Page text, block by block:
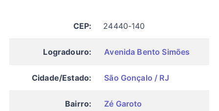
CEP: 24440-140
Logradouro: Avenida Bento Simões
Cidade/Estado: São Gonçalo / RJ
Bairro: Zé Garoto